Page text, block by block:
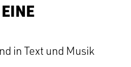
in Text und Musik